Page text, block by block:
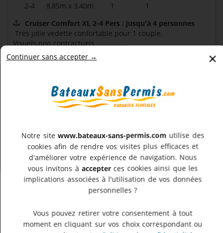
2-4 8,85m x 3,40m
1
1
Cruiser Comfort XL 2-4 Pers : jusqu'à 4 personnes
Très jolie vedette confortable pour 1 couple.
Visuels non contractuels.
Propulseur d'étrave: non
fluctuations de prix du diesel : 14€/heure de navigation
A PROPOS DU CRUISER COMFORT XL 2-
×
Continuer sans accepter →
Notre site www.bateaux-sans-permis.com utilise des
cookies afin de rendre vos visites plus efficaces et
d'améliorer votre expérience de navigation. Nous
vous invitons à accepterces cookies ainsi que les
implications associées à l'utilisation de vos données
personnelles ?
Vous pouvez retirer votre consentement à tout
moment en cliquant sur vos choix correspondant ou